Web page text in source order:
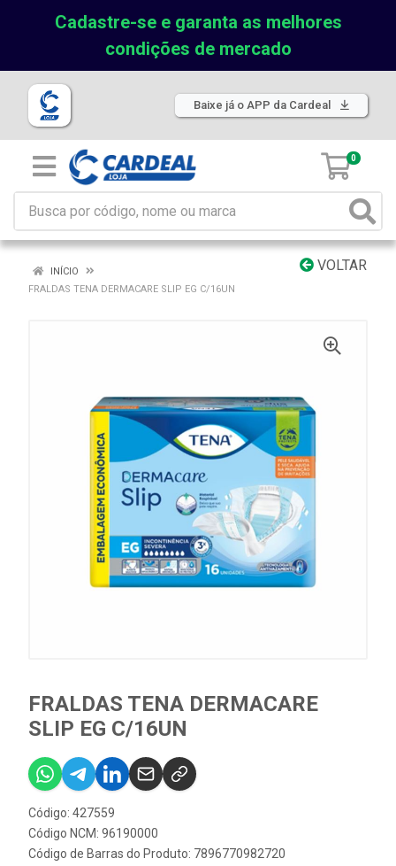
Cadastre-se e garanta as melhores
condições de mercado
Baixe já o APP da Cardeal
0
VOLTAR
INÍCIO
FRALDAS TENA DERMACARE SLIP EG C/16UN
FRALDAS TENA DERMACARE
SLIP EG C/16UN
Código: 427559
Código NCM: 96190000
Código de Barras do Produto: 7896770982720